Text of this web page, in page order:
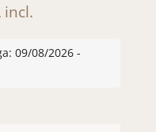
incl.
09/08/2026 -